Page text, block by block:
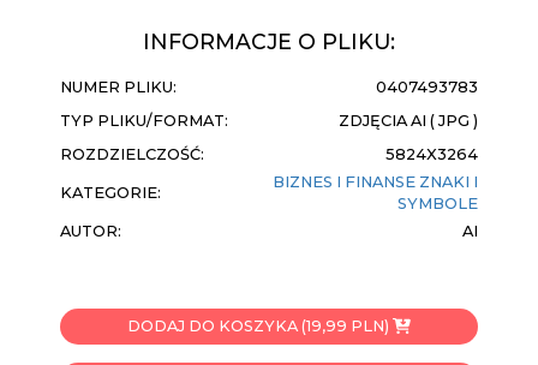
INFORMACJE O PLIKU:
NUMER PLIKU:
0407493783
TYP PLIKU/FORMAT:
ZDJĘCIA AI ( JPG )
ROZDZIELCZOŚĆ:
5824X3264
KATEGORIE:
BIZNES I FINANSE ZNAKI I
SYMBOLE
AUTOR:
AI
DODAJ DO KOSZYKA (19,99 PLN)